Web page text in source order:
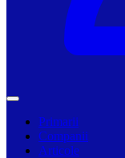
Primarii
Companii
Articole